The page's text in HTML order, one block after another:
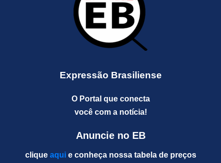
Expressão Brasiliense
O Portal que conecta
você com a notícia!
Anuncie no EB
clique aquie conheça nossa tabela de preços